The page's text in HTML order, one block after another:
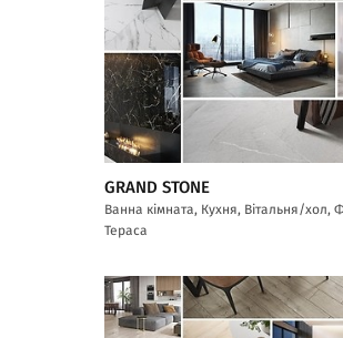
GRAND STONE
Ванна кімната, Кухня, Вітальня/хол,
Тераса